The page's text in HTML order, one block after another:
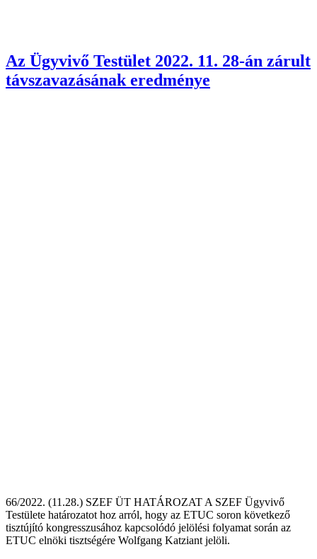
Az Ügyvivő Testület 2022. 11. 28-án zárult
távszavazásának eredménye
66/2022. (11.28.) SZEF ÜT HATÁROZAT A SZEF Ügyvivő
Testülete határozatot hoz arról, hogy az ETUC soron következő
tisztújító kongresszusához kapcsolódó jelölési folyamat során az
ETUC elnöki tisztségére Wolfgang Katziant jelöli.